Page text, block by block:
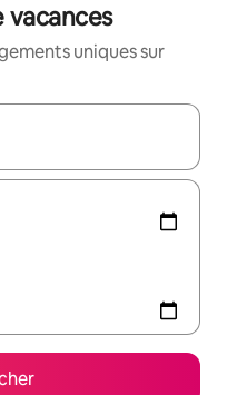
vacances
uniques sur
les flèches vers le